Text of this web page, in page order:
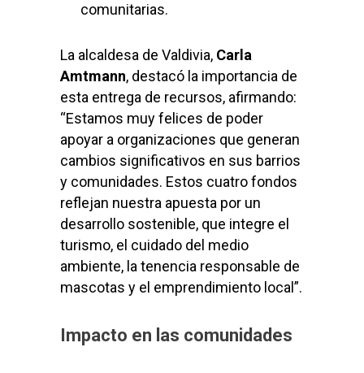
comunitarias.
La alcaldesa de Valdivia, Carla
Amtmann, destacó la importancia de
esta entrega de recursos, afirmando:
“Estamos muy felices de poder
apoyar a organizaciones que generan
cambios significativos en sus barrios
y comunidades. Estos cuatro fondos
reflejan nuestra apuesta por un
desarrollo sostenible, que integre el
turismo, el cuidado del medio
ambiente, la tenencia responsable de
mascotas y el emprendimiento local”.
Impacto en las comunidades